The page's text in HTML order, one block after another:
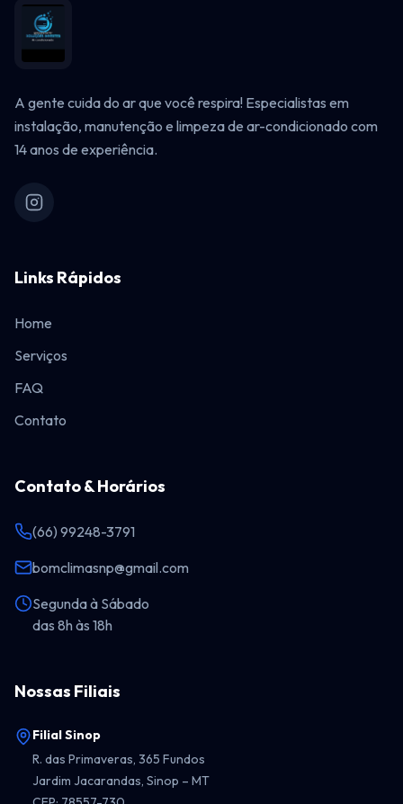
A gente cuida do ar que você respira! Especialistas em
instalação, manutenção e limpeza de ar-condicionado com
14 anos de experiência.
Links Rápidos
Home
Serviços
FAQ
Contato
Contato & Horários
(66) 99248-3791
bomclimasnp@gmail.com
Segunda à Sábado
das 8h às 18h
Nossas Filiais
Filial Sinop
R. das Primaveras, 365 Fundos
Jardim Jacarandas, Sinop – MT